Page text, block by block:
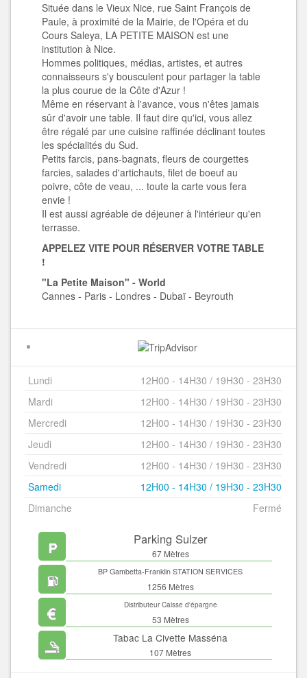
Située dans le Vieux Nice, rue Saint François de
Paule, à proximité de la Mairie, de l'Opéra et du
Cours Saleya, LA PETITE MAISON est une
institution à Nice.
Hommes politiques, médias, artistes, et autres
connaisseurs s'y bousculent pour partager la table
la plus courue de la Côte d'Azur !
Même en réservant à l'avance, vous n'êtes jamais
sûr d'avoir une table. Il faut dire qu'ici, vous allez
être régalé par une cuisine raffinée déclinant toutes
les spécialités du Sud.
Petits farcis, pans-bagnats, fleurs de courgettes
farcies, salades d'artichauts, filet de boeuf au
poivre, côte de veau, ... toute la carte vous fera
envie !
Il est aussi agréable de déjeuner à l'intérieur qu'en
terrasse.
APPELEZ VITE POUR RÉSERVER VOTRE TABLE
!
"La Petite Maison" - World
Cannes - Paris - Londres - Dubaï - Beyrouth
Lundi
12H00 - 14H30 / 19H30 - 23H30
Mardi
12H00 - 14H30 / 19H30 - 23H30
Mercredi
12H00 - 14H30 / 19H30 - 23H30
Jeudi
12H00 - 14H30 / 19H30 - 23H30
Vendredi
12H00 - 14H30 / 19H30 - 23H30
Samedi
12H00 - 14H30 / 19H30 - 23H30
Dimanche
Fermé
Parking Sulzer
67 Mètres
BP Gambetta-Franklin STATION SERVICES
1256 Mètres
Distributeur Caisse d'épargne
53 Mètres
Tabac La Civette Masséna
107 Mètres